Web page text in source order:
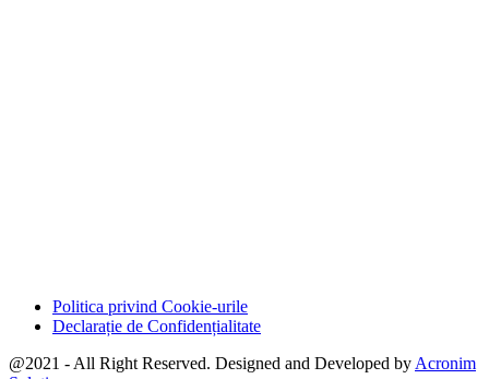
Politica privind Cookie-urile
Declarație de Confidențialitate
@2021 - All Right Reserved. Designed and Developed by Acronim